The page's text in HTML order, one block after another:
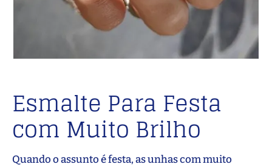
Esmalte Para Festa
com Muito Brilho
Quando o assunto é festa, as unhas com muito